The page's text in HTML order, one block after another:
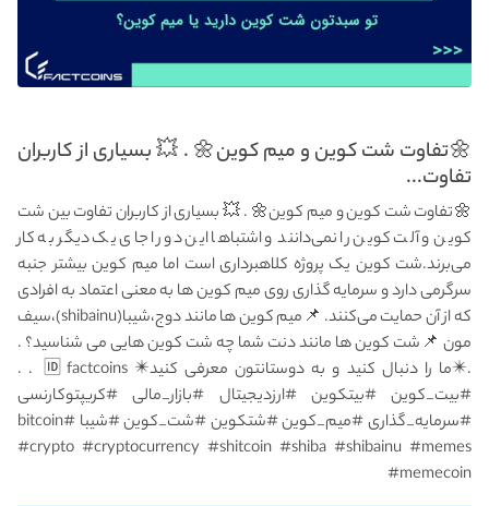
🌼تفاوت شت کوین و میم کوین🌼 . 💥 بسیاری از کاربران
تفاوت...
🌼تفاوت شت کوین و میم کوین🌼 . 💥 بسیاری از کاربران تفاوت بین شت
کوین و آلت کوین را نمی‌دانند و اشتباها این دو را جای یک دیگر به کار
می‌برند.شت کوین یک پروژه کلاهبرداری است اما میم کوین بیشتر جنبه
سرگرمی دارد و سرمایه گذاری روی میم کوین ها به معنی اعتماد به افرادی
که از آن حمایت می‌کنند. 📌میم کوین ها مانند دوج،شیبا(shibainu)،سیف
مون 📌شت کوین ها مانند دنت شما چه شت کوین هایی می شناسید؟ .
.✴️ما را دنبال کنید و به دوستانتون معرفی کنید✴️ 🆔factcoins . .
#بیت_کوین #بیتکوین #ارزدیجیتال #بازار_مالی #کریپتوکارنسی
#سرمایه_گذاری #میم_کوین #شتکوین #شت_کوین #شیبا #bitcoin
#crypto #cryptocurrency #shitcoin #shiba #shibainu #memes
#memecoin